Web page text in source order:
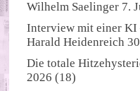
Wilhelm Saelinger 7.
Interview mit einer KI
Harald Heidenreich
Die totale
2026 (18)